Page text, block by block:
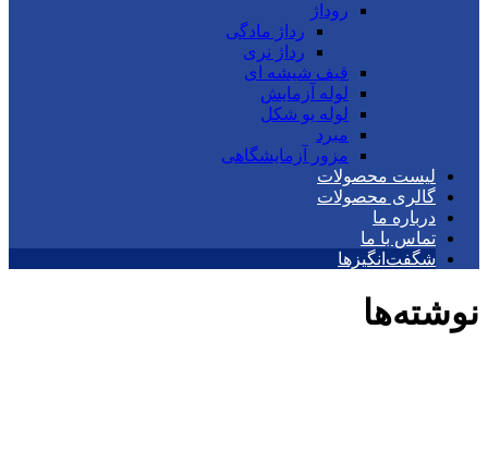
روداژ
رداژ مادگی
رداژ نری
قیف شیشه ای
لوله آزمایش
لوله یو شکل
مبرد
مزور آزمایشگاهی
لیست محصولات
گالری محصولات
درباره ما
تماس با ما
شگفت‌انگیزها
نوشته‌ها